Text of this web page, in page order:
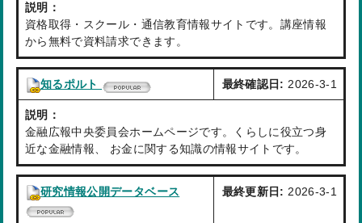
説明：
資格取得・スクール・通信教育情報サイトです。講座情報
から無料で資料請求できます。
知るポルト 最終確認日:2026-3-1
説明：
金融広報中央委員会ホームページです。くらしに役立つ身
近な金融情報、 お金に関する知識の情報サイトです。
研究情報公開データベース 最終更新日:2026-3-1